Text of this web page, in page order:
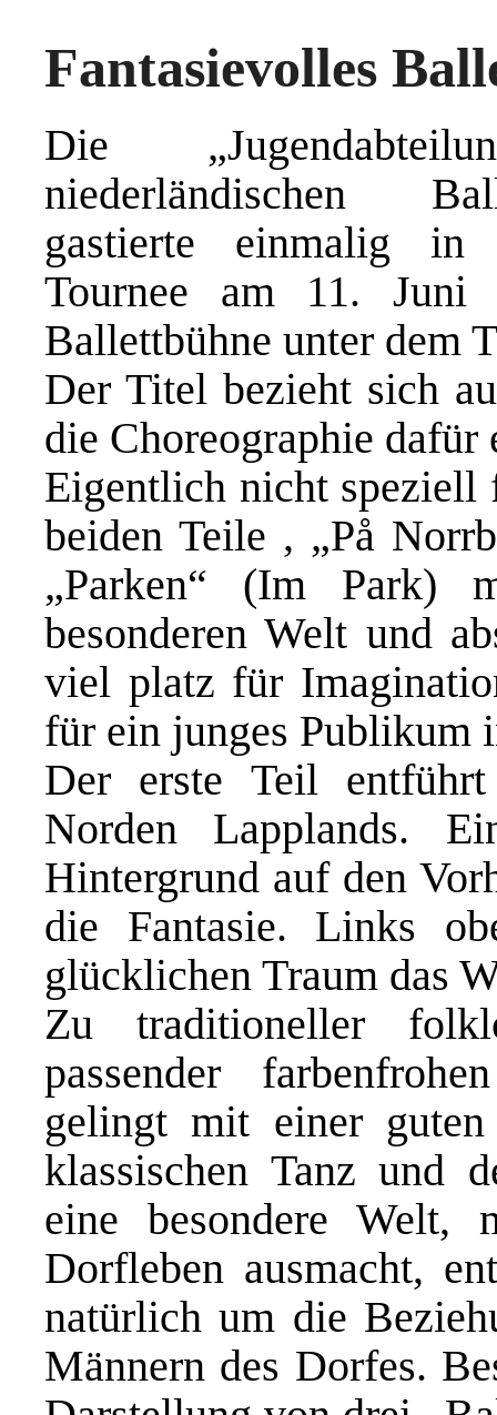
Fantasievolles
Die
niederländischen
gastierte einmalig in
Tournee am 11.
Ballettbühne unter dem
Der Titel bezieht sich
die Choreographie
Eigentlich nicht speziell
beiden Teile , „På
„Parken“ (Im Park)
besonderen Welt und
viel platz für
für ein junges Publikum
Der erste Teil
Norden Lapplands.
Hintergrund auf den
die Fantasie. Links
glücklichen Traum das
Zu traditioneller
passender
gelingt mit einer
klassischen Tanz und
eine besondere Welt,
Dorfleben ausmacht,
natürlich um die
Männern des Dorfes.